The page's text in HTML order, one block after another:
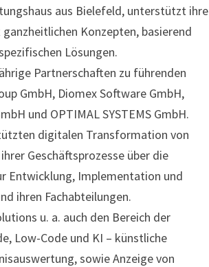
aus Bielefeld, unterstützt ihre
Konzepten, basierend
Lösungen.
Partnerschaften zu führenden
GmbH, Diomex Software GmbH,
und OPTIMAL SYSTEMS GmbH.
digitalen Transformation von
Geschäftsprozesse über die
Entwicklung, Implementation und
ihren Fachabteilungen.
u. a. auch den Bereich der
Low-Code und KI – künstliche
sowie Anzeige von